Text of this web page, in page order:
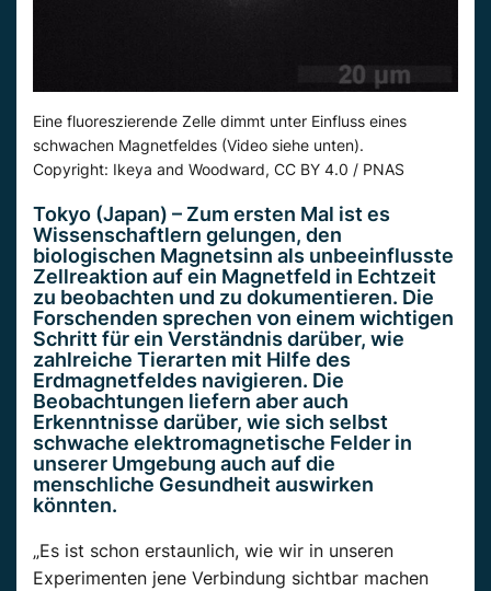
Eine fluoreszierende Zelle dimmt unter Einfluss eines
schwachen Magnetfeldes (Video siehe unten).
Copyright: Ikeya and Woodward, CC BY 4.0 / PNAS
Tokyo (Japan) – Zum ersten Mal ist es
Wissenschaftlern gelungen, den
biologischen Magnetsinn als unbeeinflusste
Zellreaktion auf ein Magnetfeld in Echtzeit
zu beobachten und zu dokumentieren. Die
Forschenden sprechen von einem wichtigen
Schritt für ein Verständnis darüber, wie
zahlreiche Tierarten mit Hilfe des
Erdmagnetfeldes navigieren. Die
Beobachtungen liefern aber auch
Erkenntnisse darüber, wie sich selbst
schwache elektromagnetische Felder in
unserer Umgebung auch auf die
menschliche Gesundheit auswirken
könnten.
„Es ist schon erstaunlich, wie wir in unseren
Experimenten jene Verbindung sichtbar machen